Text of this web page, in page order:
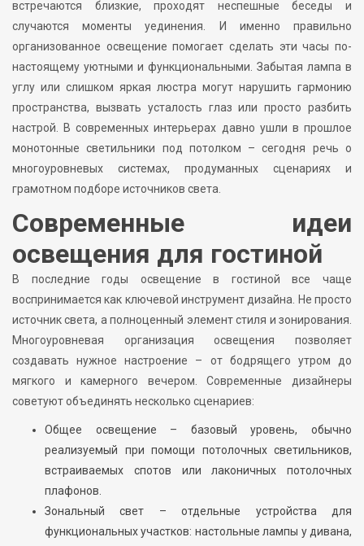
встречаются близкие, проходят неспешные беседы и
случаются моменты уединения. И именно правильно
организованное освещение помогает сделать эти часы по-
настоящему уютными и функциональными. Забытая лампа в
углу или слишком яркая люстра могут нарушить гармонию
пространства, вызвать усталость глаз или просто разбить
настрой. В современных интерьерах давно ушли в прошлое
монотонные светильники под потолком – сегодня речь о
многоуровневых системах, продуманных сценариях и
грамотном подборе источников света.
Современные идеи
освещения для гостиной
В последние годы освещение в гостиной все чаще
воспринимается как ключевой инструмент дизайна. Не просто
источник света, а полноценный элемент стиля и зонирования.
Многоуровневая организация освещения позволяет
создавать нужное настроение – от бодрящего утром до
мягкого и камерного вечером. Современные дизайнеры
советуют объединять несколько сценариев:
Общее освещение – базовый уровень, обычно
реализуемый при помощи потолочных светильников,
встраиваемых спотов или лаконичных потолочных
плафонов.
Зональный свет – отдельные устройства для
функциональных участков: настольные лампы у дивана,